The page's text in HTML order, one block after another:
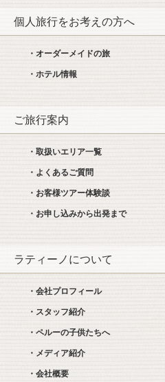
個人旅行をお考えの方へ
・オーダーメイドの旅
・ホテル情報
ご旅行案内
・取扱いエリア一覧
・よくあるご質問
・お客様ツアー体験談
・お申し込みから出発まで
ラティーノについて
・会社プロフィール
・スタッフ紹介
・ペルーの子供たちへ
・メディア紹介
・会社概要